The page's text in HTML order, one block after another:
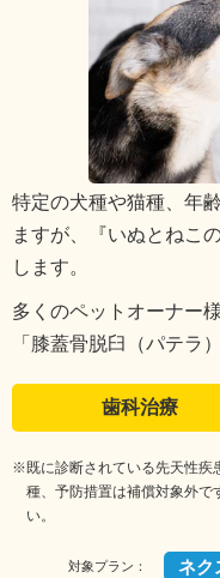
特定の犬種や猫種、年
ますが、『いぬとねこ
します。
多くのペットオーナー
「膝蓋骨脱臼（パテラ
歯科治療
※既に診断されている先天性疾
種、予防措置は補償対象外で
い。
対象プラン： ネク